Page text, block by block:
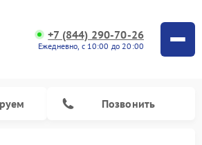
+7 (844) 290-70-26
Ежедневно, с 10:00 до 20:00
Позвонить